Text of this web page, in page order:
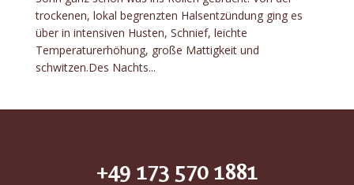
trockenen, lokal begrenzten Halsentzündung ging es
über in intensiven Husten, Schnief, leichte
Temperaturerhöhung, große Mattigkeit und
schwitzen.Des Nachts...
+49 173 570 1881